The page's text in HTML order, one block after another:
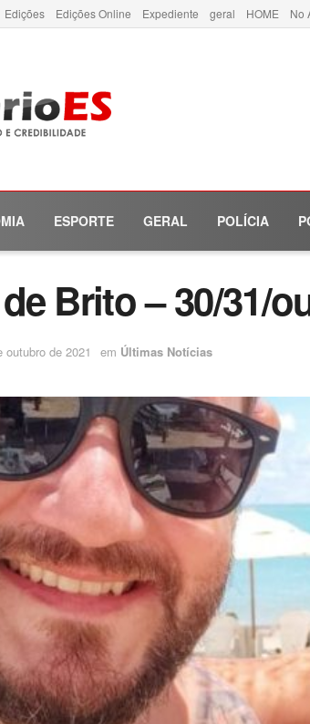
Edições Edições Online Expediente geral HOME No
ESPORTE GERAL POLÍCIA
Brito – 30/31/
outubro de 2021 em Últimas Notícias